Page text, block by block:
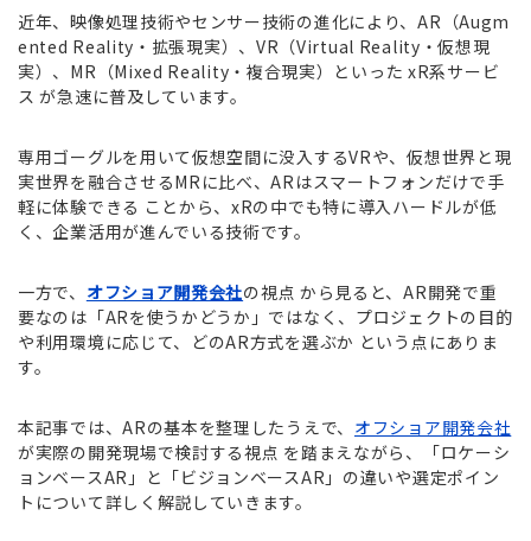
近年、映像処理技術やセンサー技術の進化により、AR（Augm
ented Reality・拡張現実）、VR（Virtual Reality・仮想現
実）、MR（Mixed Reality・複合現実）といった xR系サービ
ス が急速に普及しています。
専用ゴーグルを用いて仮想空間に没入するVRや、仮想世界と現
実世界を融合させるMRに比べ、ARはスマートフォンだけで手
軽に体験できる ことから、xRの中でも特に導入ハードルが低
く、企業活用が進んでいる技術です。
一方で、 オフショア開発会社の視点 から見ると、AR開発で重
要なのは「ARを使うかどうか」ではなく、プロジェクトの目的
や利用環境に応じて、どのAR方式を選ぶか という点にありま
す。
本記事では、ARの基本を整理したうえで、 オフショア開発会社
が実際の開発現場で検討する視点 を踏まえながら、「ロケーシ
ョンベースAR」と「ビジョンベースAR」の違いや選定ポイン
トについて詳しく解説していきます。